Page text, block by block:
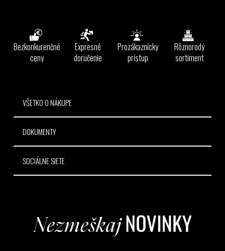
Bezkonkurenčné
ceny
Expresné
doručenie
Prozákaznícky
prístup
Rôznorodý
sortiment
VŠETKO O NÁKUPE
DOKUMENTY
SOCIÁLNE SIETE